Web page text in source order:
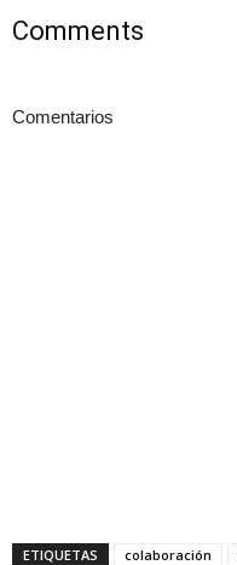
Comments
Comentarios
ETIQUETAS colaboración